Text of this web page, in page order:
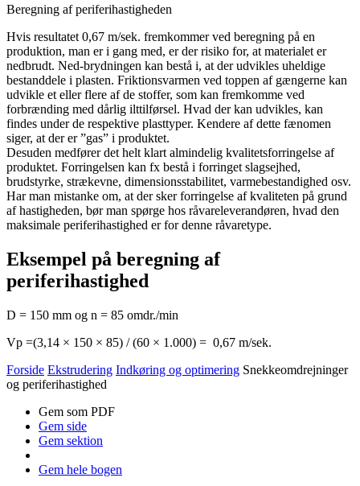
Beregning af periferihastigheden
Hvis resultatet 0,67 m/sek. fremkommer ved beregning på en
produktion, man er i gang med, er der risiko for, at materialet er
nedbrudt. Ned-brydningen kan bestå i, at der udvikles uheldige
bestanddele i plasten. Friktionsvarmen ved toppen af gængerne kan
udvikle et eller flere af de stoffer, som kan fremkomme ved
forbrænding med dårlig ilttilførsel. Hvad der kan udvikles, kan
findes under de respektive plasttyper. Kendere af dette fænomen
siger, at der er ”gas” i produktet.
Desuden medfører det helt klart almindelig kvalitetsforringelse af
produktet. Forringelsen kan fx bestå i forringet slagsejhed,
brudstyrke, strækevne, dimensionsstabilitet, varmebestandighed osv.
Har man mistanke om, at der sker forringelse af kvaliteten på grund
af hastigheden, bør man spørge hos råvareleverandøren, hvad den
maksimale periferihastighed er for denne råvaretype.
Eksempel på beregning af
periferihastighed
D = 150 mm og n = 85 omdr./min
Vp =(3,14 × 150 × 85) / (60 × 1.000) = 0,67 m/sek.
Forside Ekstrudering Indkøring og optimering Snekkeomdrejninger
og periferihastighed
Gem som PDF
Gem side
Gem sektion
Gem hele bogen